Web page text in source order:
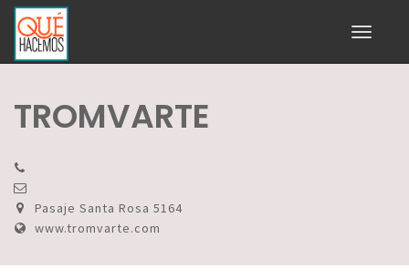
Toggle
TROMVARTE
Pasaje Santa Rosa 5164
www.tromvarte.com